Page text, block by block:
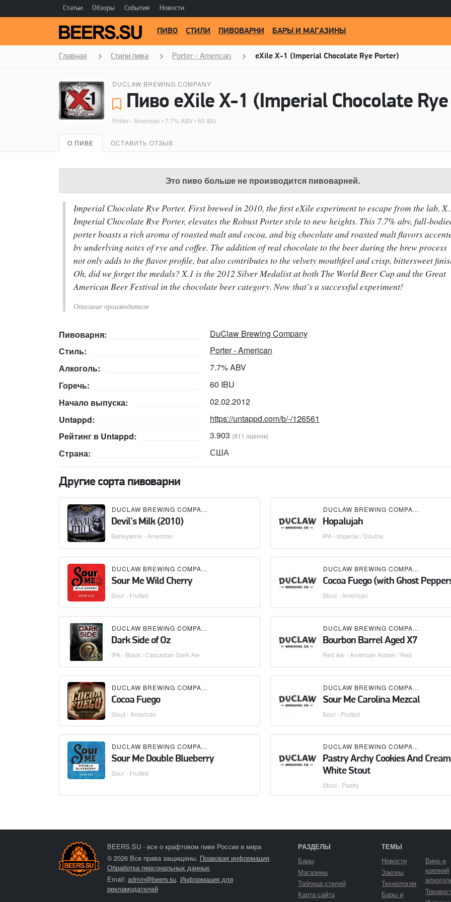
Статьи Обзоры События Новости
ПИВО СТИЛИ ПИВОВАРНИ БАРЫ И МАГАЗИНЫ
Главная Стили пива Porter - American eXile X-1 (Imperial Chocolate Rye Porter)
DUCLAW BREWING COMPANY
Porter - American • 7.7% ABV • 60 IBU
О ПИВЕ ОСТАВИТЬ ОТЗЫВ
Это пиво больше не производится пивоварней.
Imperial Chocolate Rye Porter. First brewed in 2010, the first eXile experiment to escape from the lab,
Imperial Chocolate Rye Porter, elevates the Robust Porter style to new heights. This 7.7% abv, full-
porter boasts a rich aroma of roasted malt and cocoa, and big chocolate and roasted malt flavors
by underlying notes of rye and coffee. The addition of real chocolate to the beer during the brew process
not only adds to the flavor profile, but also contributes to the velvety mouthfeel and crisp, bittersweet
Oh, did we forget the medals? X.1 is the 2012 Silver Medalist at both The World Beer Cup and the Great
American Beer Festival in the chocolate beer category. Now that’s a successful experiment!
Описание производителя
Пивоварня:
DuClaw Brewing Company
Стиль:
Porter - American
Алкоголь:
7.7% ABV
Горечь:
60 IBU
Начало выпуска:
02.02.2012
Untappd:
https://untappd.com/b/-/126561
Рейтинг в Untappd:
3.903 (911 оценок)
Страна: США
Другие сорта пивоварни
DUCLAW BREWING COMPANY
Devil's Milk (2010)
Barleywine - American
DUCLAW BREWING COMPANY
Hopalujah
IPA - Imperial / Double
DUCLAW BREWING COMPANY
Sour Me Wild Cherry
Sour - Fruited
DUCLAW BREWING COMPANY
Cocoa Fuego (with Ghost
Stout - American
DUCLAW BREWING COMPANY
Dark Side of Oz
IPA - Black / Cascadian Dark Ale
DUCLAW BREWING COMPANY
Bourbon Barrel Aged X7
Red Ale - American Amber / Red
DUCLAW BREWING COMPANY
Cocoa Fuego
Stout - American
DUCLAW BREWING COMPANY
Sour Me Carolina Mezcal
Sour - Fruited
DUCLAW BREWING COMPANY
Sour Me Double Blueberry
Sour - Fruited
DUCLAW BREWING COMPANY
Pastry Archy Cookies And Cream
White Stout
Stout - Pastry
BEERS.SU - все о крафтовом пиве России и мира
© 2026 Все права защищены. Правовая информация.
Обработка персональных данных
Email: admin@beers.su. Информация для
рекламодателей
РАЗДЕЛЫ
Бары
Магазины
Таблица стилей
Карта сайта
ТЕМЫ
Новости
Законы
Технологии
Бары и
Вино и
крепкий